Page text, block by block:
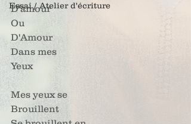
Essai / Atelier d'écriture
D'amour
Ou
D'Amour
Dans mes
Yeux
Mes yeux se
Brouillent